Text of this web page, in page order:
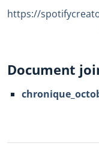
https://
Document